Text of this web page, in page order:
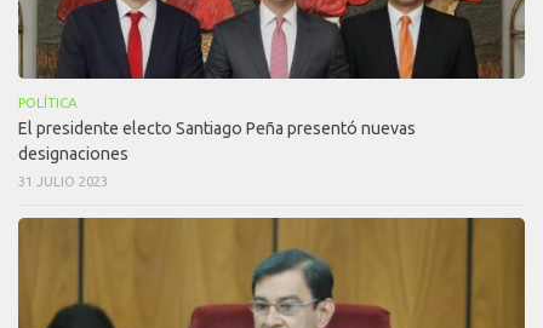
POLÍTICA
El presidente electo Santiago Peña presentó nuevas
designaciones
31 JULIO 2023